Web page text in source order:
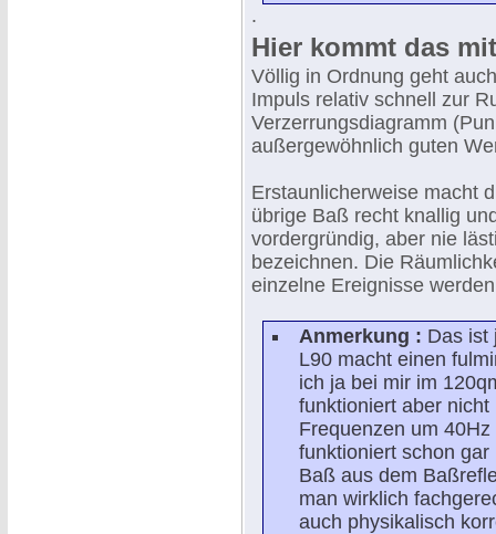
.
Hier kommt das
Völlig in Ordnung geht
Impuls relativ schnell zur
Verzerrungsdiagramm
außergewöhnlich guten
Erstaunlicherweise macht
übrige Baß recht knallig
vordergründig, aber nie
bezeichnen. Die
einzelne Ereignisse
Anmerkung : Das ist
L90 macht einen
ich ja bei mir im
funktioniert aber
Frequenzen um
funktioniert schon
Baß aus dem
man wirklich
auch physikalisch